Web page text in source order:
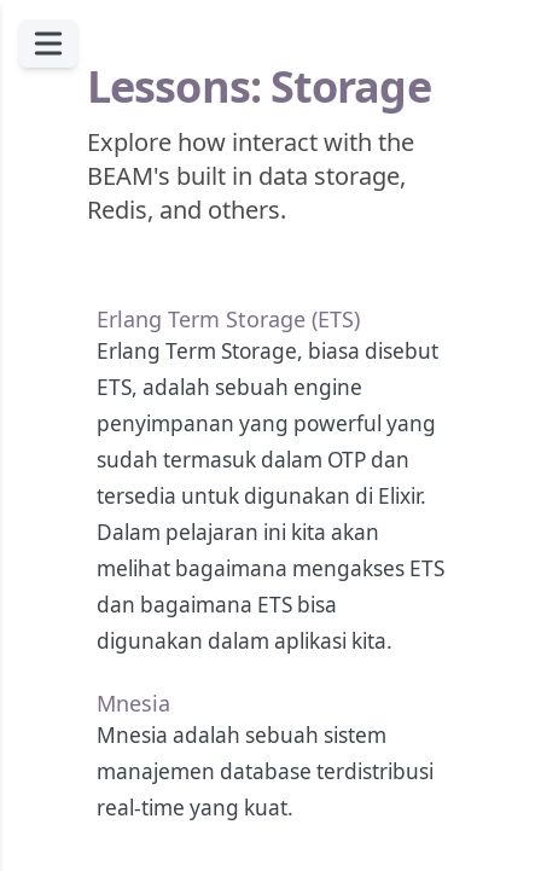
Lessons: Storage
Explore how interact with the
BEAM's built in data storage,
Redis, and others.
Erlang Term Storage (ETS)
Erlang Term Storage, biasa disebut
ETS, adalah sebuah engine
penyimpanan yang powerful yang
sudah termasuk dalam OTP dan
tersedia untuk digunakan di Elixir.
Dalam pelajaran ini kita akan
melihat bagaimana mengakses ETS
dan bagaimana ETS bisa
digunakan dalam aplikasi kita.
Mnesia
Mnesia adalah sebuah sistem
manajemen database terdistribusi
real-time yang kuat.